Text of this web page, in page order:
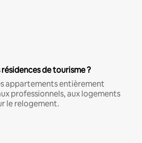
de tourisme ?
appartements entièrement
professionnels, aux logements
le relogement.